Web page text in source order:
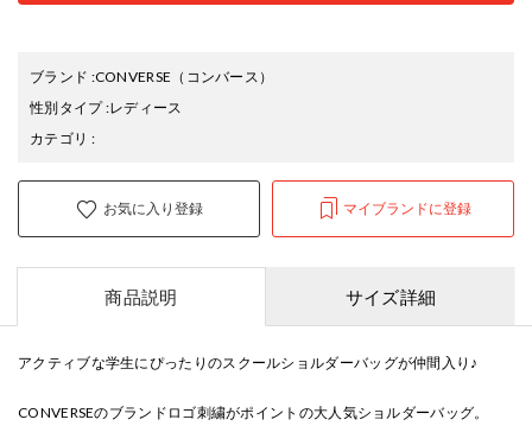
ブランド :CONVERSE （コンバース）
性別タイプ:レディース
カテゴリ :
お気に入り登録 マイブランドに登録
商品説明 サイズ詳細
アクティブな学生にぴったりのスクールショルダーバッグが仲間入り♪
CONVERSEのブランドロゴ刺繍がポイントの大人気ショルダーバッグ。